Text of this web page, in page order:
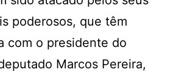
poderosos, que têm
com o presidente do
Marcos Pereira,